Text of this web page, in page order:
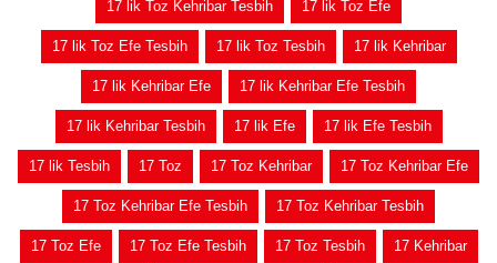
17 lik Toz Kehribar Tesbih 17 lik Toz Efe
17 lik Toz Efe Tesbih 17 lik Toz Tesbih 17 lik Kehribar
17 lik Kehribar Efe 17 lik Kehribar Efe Tesbih
17 lik Kehribar Tesbih 17 lik Efe 17 lik Efe Tesbih
17 lik Tesbih 17 Toz 17 Toz Kehribar 17 Toz Kehribar Efe
17 Toz Kehribar Efe Tesbih 17 Toz Kehribar Tesbih
17 Toz Efe 17 Toz Efe Tesbih 17 Toz Tesbih 17 Kehribar